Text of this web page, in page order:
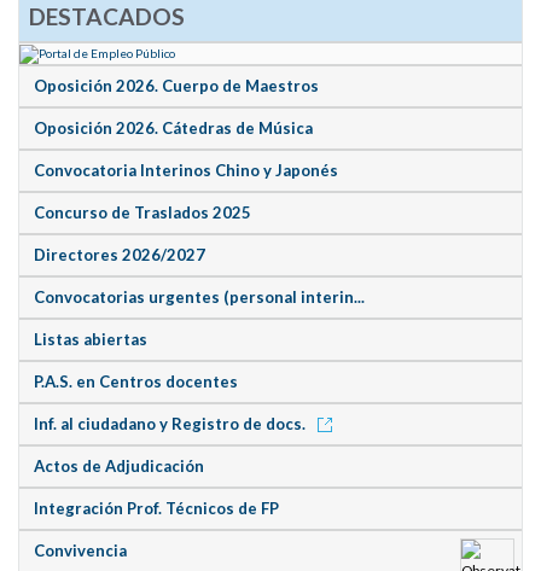
DESTACADOS
Oposición 2026. Cuerpo de Maestros
Oposición 2026. Cátedras de Música
Convocatoria Interinos Chino y Japonés
Concurso de Traslados 2025
Directores 2026/2027
Convocatorias urgentes (personal interin...
Listas abiertas
P.A.S. en Centros docentes
Inf. al ciudadano y Registro de docs.
Actos de Adjudicación
Integración Prof. Técnicos de FP
Convivencia